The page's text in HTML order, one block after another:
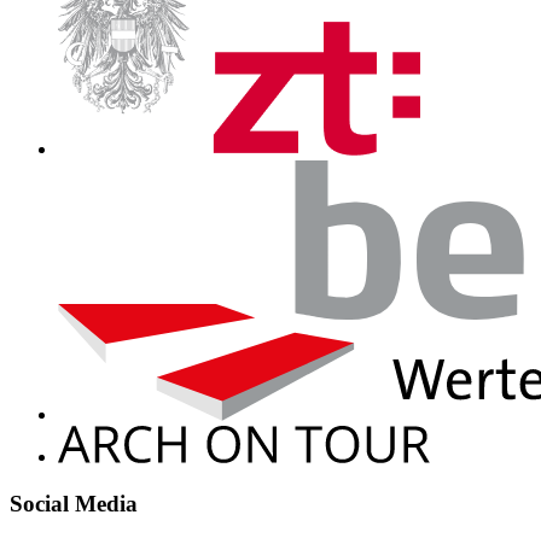
Social Media